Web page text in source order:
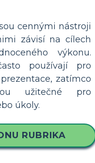
cennými nástroji
závisí na cílech
výkonu.
používají pro
zatímco
užitečné pro
úkoly.
RUBRIKA